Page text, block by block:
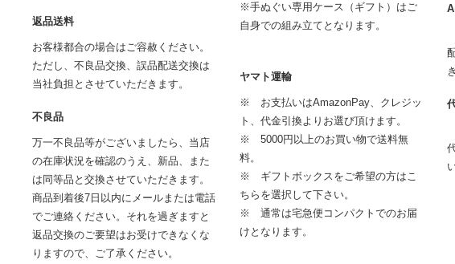
返品送料
お客様都合の場合はご容赦ください。
ただし、不良品交換、誤品配送交換は
当社負担とさせていただきます。
不良品
万一不良品等がございましたら、当店
の在庫状況を確認のうえ、新品、また
は同等品と交換させていただきます。
商品到着後7日以内にメールまたは電話
でご連絡ください。それを過ぎますと
返品交換のご要望はお受けできなくな
りますので、ご了承ください。
※手ぬぐい専用ケース（ギフト）はご
自身での組み立てとなります。
ヤマト運輸
※ お支払いはAmazonPay、クレジッ
ト、代金引換よりお選び頂けます。
※ 5000円以上のお買い物で送料無
料。
※ ギフトボックスをご希望の方はこ
ちらを選択して下さい。
※ 通常は宅急便コンパクトでのお届
けとなります。